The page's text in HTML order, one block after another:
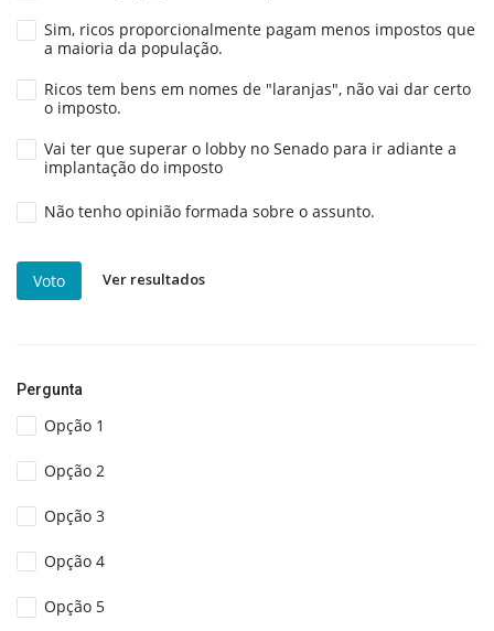
Sim, ricos proporcionalmente pagam menos impostos que
a maioria da população.
Ricos tem bens em nomes de "laranjas", não vai dar certo
o imposto.
Vai ter que superar o lobby no Senado para ir adiante a
implantação do imposto
Não tenho opinião formada sobre o assunto.
Voto Ver resultados
Pergunta
Opção 1
Opção 2
Opção 3
Opção 4
Opção 5